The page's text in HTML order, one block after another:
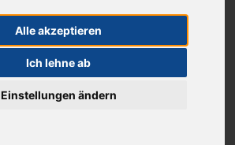
Alle akzeptieren
Ich lehne ab
Einstellungen ändern